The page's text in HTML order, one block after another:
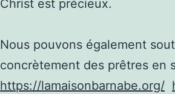
Christ est précieux.
Nous pouvons également
concrètement des prêtres en
https://lamaisonbarnabe.org/